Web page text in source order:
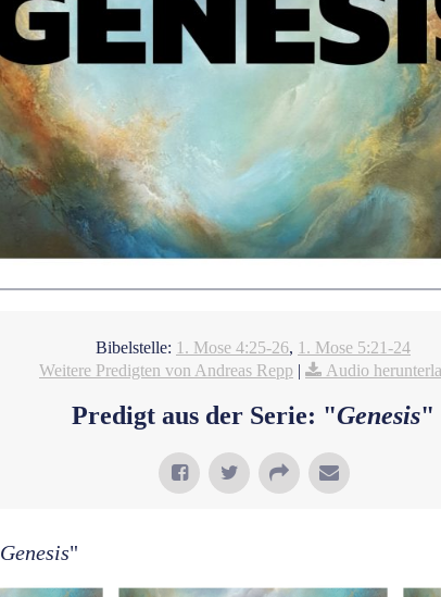
Bibelstelle: 1. Mose 4:25-26, 1. Mose 5:21-24
Weitere Predigten von Andreas Repp | Audio
Predigt aus der Serie: "Genesis"
Genesis"